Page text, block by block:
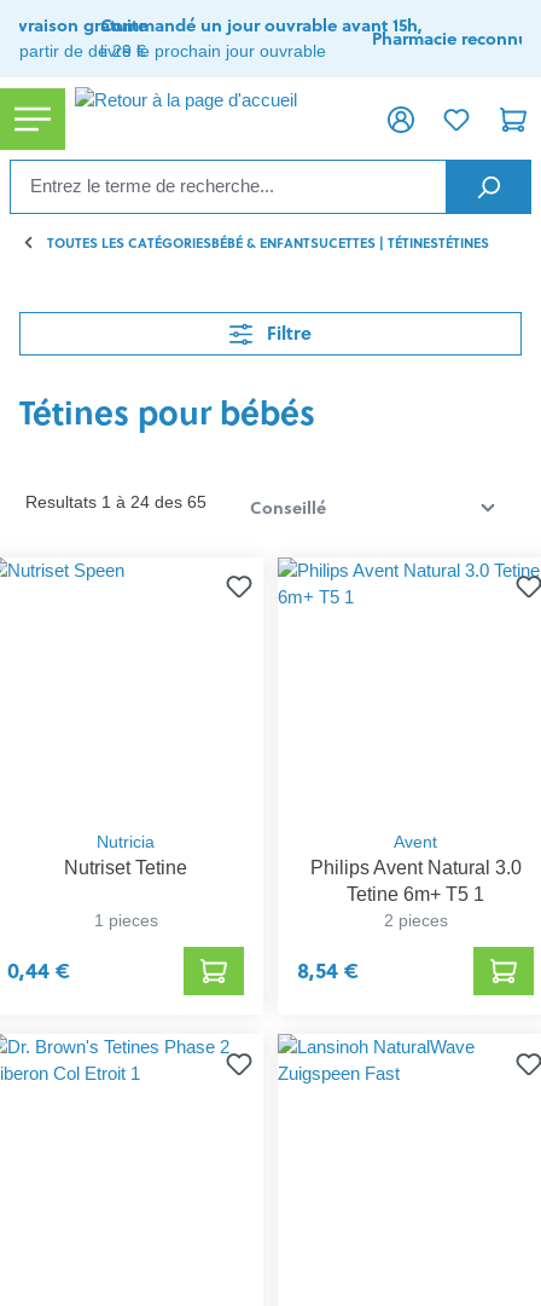
principal
Livraison gratuite
à partir de de 29 €
Commandé un jour ouvrable avant 15h,
livré le prochain jour ouvrable
Pharmacie reconnue
TOUTES LES CATÉGORIESBÉBÉ & ENFANTSUCETTES | TÉTINESTÉTINES
Filtre
Tétines pour bébés
Resultats 1 à 24 des 65
Nutricia
Nutriset Tetine
1 pieces
0,44 €
Avent
Philips Avent Natural 3.0
Tetine 6m+ T5 1
2 pieces
8,54 €